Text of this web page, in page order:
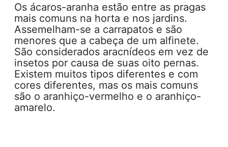
Os ácaros-aranha estão entre as pragas
mais comuns na horta e nos jardins.
Assemelham-se a carrapatos e são
menores que a cabeça de um alfinete.
São considerados aracnídeos em vez de
insetos por causa de suas oito pernas.
Existem muitos tipos diferentes e com
cores diferentes, mas os mais comuns
são o aranhiço-vermelho e o aranhiço-
amarelo.